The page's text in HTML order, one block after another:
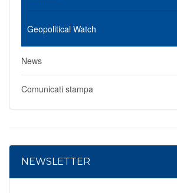
Geopolitical Watch
News
Comunicati stampa
NEWSLETTER